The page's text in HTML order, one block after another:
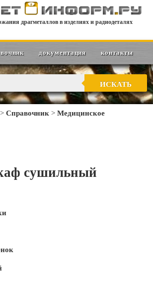
драгметаллов в изделиях и радиодеталях
документация контакты
ИСКАТЬ
> Справочник > Медицинское
сушильный